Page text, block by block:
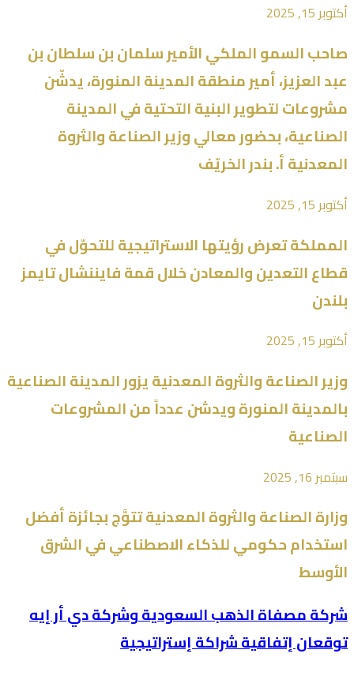
أكتوبر 15, 2025
صاحب السمو الملكي الأمير سلمان بن سلطان بن
عبد العزيز، أمير منطقة المدينة المنورة، يدشّن
مشروعات لتطوير البنية التحتية في المدينة
الصناعية، بحضور معالي وزير الصناعة والثروة
المعدنية أ. بندر الخريّف
أكتوبر 15, 2025
المملكة تعرض رؤيتها الاستراتيجية للتحوّل في
قطاع التعدين والمعادن خلال قمة فايننشال تايمز
بلندن
أكتوبر 15, 2025
وزير الصناعة والثروة المعدنية يزور المدينة الصناعية
بالمدينة المنورة ويدشن عدداً من المشروعات
الصناعية
سبتمبر 16, 2025
وزارة الصناعة والثروة المعدنية تتوَّج بجائزة أفضل
استخدام حكومي للذكاء الاصطناعي في الشرق
الأوسط
شركة مصفاة الذهب السعودية وشركة دي أر إيه
توقعان إتفاقية شراكة إستراتيجية